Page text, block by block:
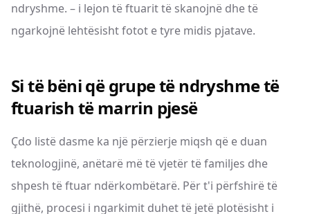
ndryshme. – i lejon të ftuarit të skanojnë dhe të
ngarkojnë lehtësisht fotot e tyre midis pjatave.
Si të bëni që grupe të ndryshme të
ftuarish të marrin pjesë
Çdo listë dasme ka një përzierje miqsh që e duan
teknologjinë, anëtarë më të vjetër të familjes dhe
shpesh të ftuar ndërkombëtarë. Për t'i përfshirë të
gjithë, procesi i ngarkimit duhet të jetë plotësisht i